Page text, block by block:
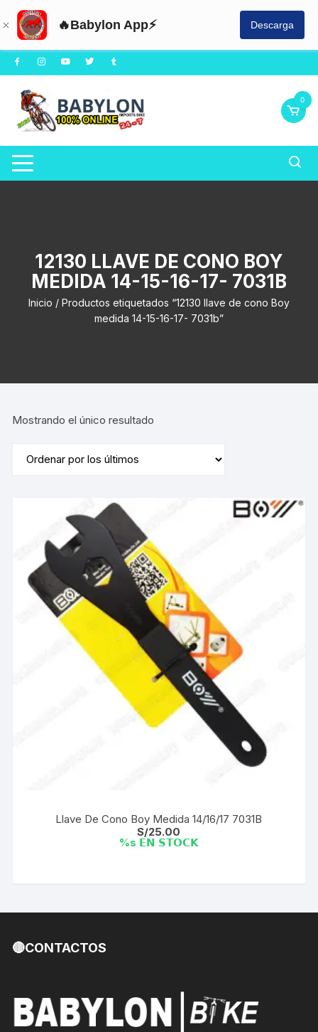
🔥Babylon App⚡ Descarga
Saltar
al
contenido
0
12130 LLAVE DE CONO BOY
MEDIDA 14-15-16-17- 7031B
Inicio / Productos etiquetados “12130 llave de cono Boy
medida 14-15-16-17- 7031b”
Mostrando el único resultado
Llave De Cono Boy Medida 14/16/17 7031B
S/25.00
%s 𝗘𝗡 𝗦𝗧𝗢𝗖𝗞
pueden
elegir
🔴CONTACTOS